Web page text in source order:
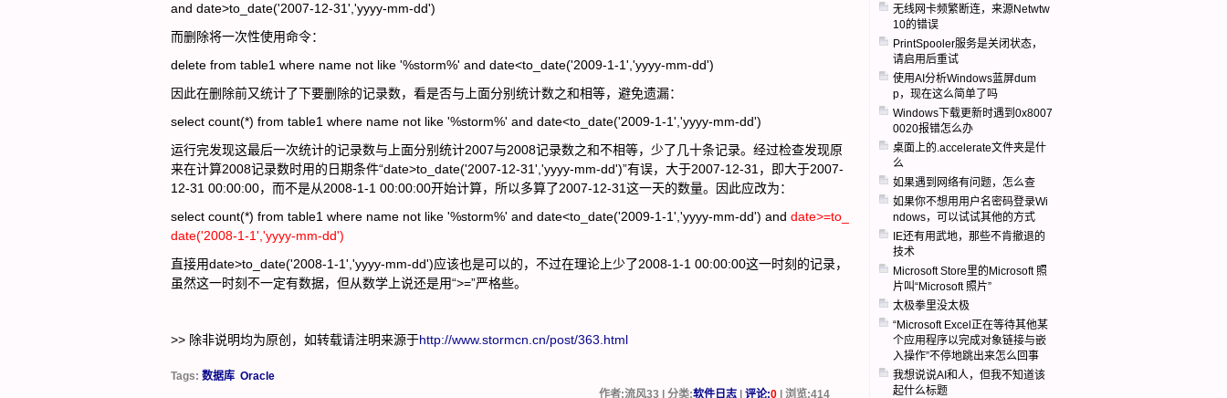
and date>to_date('2007-12-31','yyyy-mm-dd')
而删除将一次性使用命令：
delete from table1 where name not like '%storm%' and date<to_date('2009-1-1','yyyy-mm-dd')
因此在删除前又统计了下要删除的记录数，看是否与上面分别统计数之和相等，避免遗漏：
select count(*) from table1 where name not like '%storm%' and date<to_date('2009-1-1','yyyy-mm-dd')
运行完发现这最后一次统计的记录数与上面分别统计2007与2008记录数之和不相等，少了几十条记录。经过检查发现原
来在计算2008记录数时用的日期条件“date>to_date('2007-12-31','yyyy-mm-dd')”有误，大于2007-12-31，即大于2007-
12-31 00:00:00，而不是从2008-1-1 00:00:00开始计算，所以多算了2007-12-31这一天的数量。因此应改为：
select count(*) from table1 where name not like '%storm%' and date<to_date('2009-1-1','yyyy-mm-dd') and date>=to_
date('2008-1-1','yyyy-mm-dd')
直接用date>to_date('2008-1-1','yyyy-mm-dd')应该也是可以的，不过在理论上少了2008-1-1 00:00:00这一时刻的记录，
虽然这一时刻不一定有数据，但从数学上说还是用“>=”严格些。
>> 除非说明均为原创，如转载请注明来源于http://www.stormcn.cn/post/363.html
Tags: 数据库 Oracle
作者:流风33 | 分类:软件日志 |评论:0 | 浏览:414
无线网卡频繁断连，来源Netwtw
10的错误
PrintSpooler服务是关闭状态，
请启用后重试
使用AI分析Windows蓝屏dum
p，现在这么简单了吗
Windows下载更新时遇到0x8007
0020报错怎么办
桌面上的.accelerate文件夹是什
么
如果遇到网络有问题，怎么查
如果你不想用用户名密码登录Wi
ndows，可以试试其他的方式
IE还有用武地，那些不肯撤退的
技术
Microsoft Store里的Microsoft 照
片叫“Microsoft 照片”
太极拳里没太极
“Microsoft Excel正在等待其他某
个应用程序以完成对象链接与嵌
入操作”不停地跳出来怎么回事
我想说说AI和人，但我不知道该
起什么标题